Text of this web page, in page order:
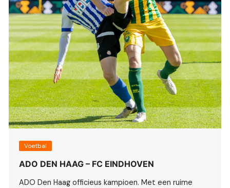
Voetbal
ADO DEN HAAG – FC EINDHOVEN
ADO Den Haag officieus kampioen. Met een ruime